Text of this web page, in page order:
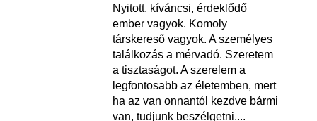
Nyitott, kíváncsi, érdeklődő
ember vagyok. Komoly
társkereső vagyok. A személyes
találkozás a mérvadó. Szeretem
a tisztaságot. A szerelem a
legfontosabb az életemben, mert
ha az van onnantól kezdve bármi
van, tudjunk beszélgetni,...